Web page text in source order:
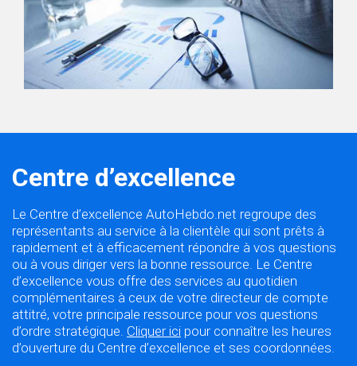
Centre d’excellence
Le Centre d’excellence AutoHebdo.net regroupe des
représentants au service à la clientèle qui sont prêts à
rapidement et à efficacement répondre à vos questions
ou à vous diriger vers la bonne ressource. Le Centre
d’excellence vous offre des services au quotidien
complémentaires à ceux de votre directeur de compte
attitré, votre principale ressource pour vos questions
d’ordre stratégique. Cliquer ici pour connaître les heures
d’ouverture du Centre d’excellence et ses coordonnées.